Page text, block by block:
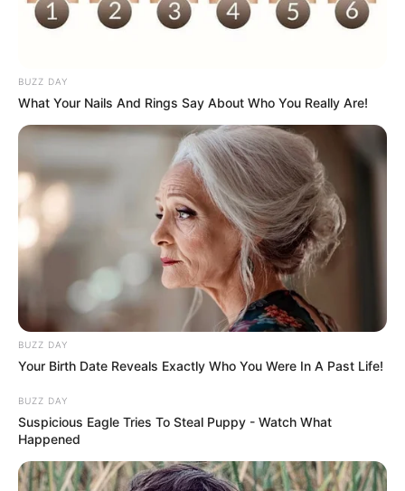
BUZZ DAY
What Your Nails And Rings Say About Who You Really Are!
BUZZ DAY
Your Birth Date Reveals Exactly Who You Were In A Past Life!
BUZZ DAY
Suspicious Eagle Tries To Steal Puppy - Watch What
Happened